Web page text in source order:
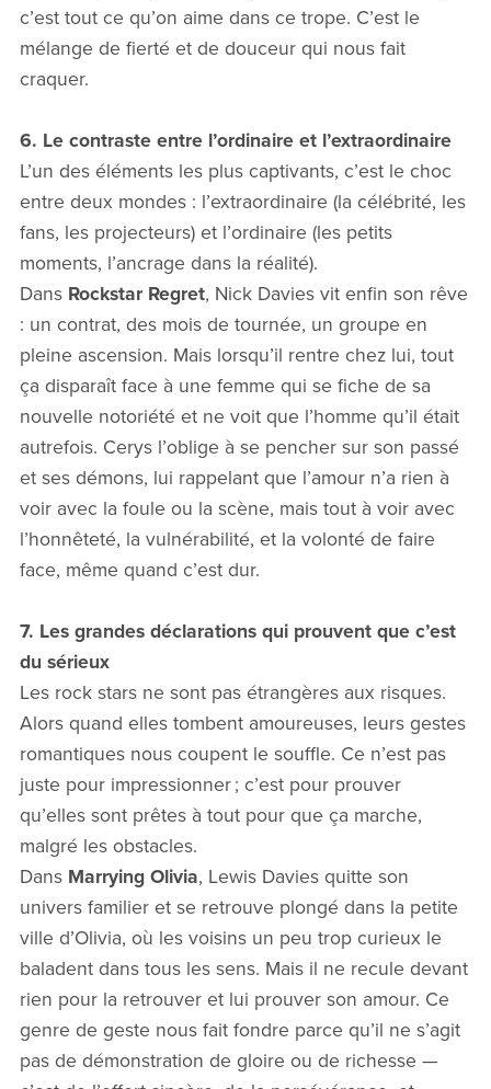
c’est tout ce qu’on aime dans ce trope. C’est le
mélange de fierté et de douceur qui nous fait
craquer.
6. Le contraste entre l’ordinaire et l’extraordinaire
L’un des éléments les plus captivants, c’est le choc
entre deux mondes : l’extraordinaire (la célébrité, les
fans, les projecteurs) et l’ordinaire (les petits
moments, l’ancrage dans la réalité).
Dans Rockstar Regret, Nick Davies vit enfin son rêve
: un contrat, des mois de tournée, un groupe en
pleine ascension. Mais lorsqu’il rentre chez lui, tout
ça disparaît face à une femme qui se fiche de sa
nouvelle notoriété et ne voit que l’homme qu’il était
autrefois. Cerys l’oblige à se pencher sur son passé
et ses démons, lui rappelant que l’amour n’a rien à
voir avec la foule ou la scène, mais tout à voir avec
l’honnêteté, la vulnérabilité, et la volonté de faire
face, même quand c’est dur.
7. Les grandes déclarations qui prouvent que c’est
du sérieux
Les rock stars ne sont pas étrangères aux risques.
Alors quand elles tombent amoureuses, leurs gestes
romantiques nous coupent le souffle. Ce n’est pas
juste pour impressionner ; c’est pour prouver
qu’elles sont prêtes à tout pour que ça marche,
malgré les obstacles.
Dans Marrying Olivia, Lewis Davies quitte son
univers familier et se retrouve plongé dans la petite
ville d’Olivia, où les voisins un peu trop curieux le
baladent dans tous les sens. Mais il ne recule devant
rien pour la retrouver et lui prouver son amour. Ce
genre de geste nous fait fondre parce qu’il ne s’agit
pas de démonstration de gloire ou de richesse —